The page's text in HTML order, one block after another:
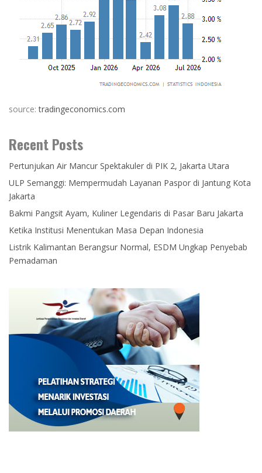
source:tradingeconomics.com
Recent Posts
Pertunjukan Air Mancur Spektakuler di PIK 2, Jakarta Utara
ULP Semanggi: Mempermudah Layanan Paspor di Jantung Kota
Jakarta
Bakmi Pangsit Ayam, Kuliner Legendaris di Pasar Baru Jakarta
Ketika Institusi Menentukan Masa Depan Indonesia
Listrik Kalimantan Berangsur Normal, ESDM Ungkap Penyebab
Pemadaman